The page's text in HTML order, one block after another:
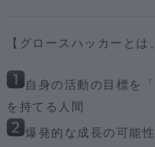
【グロースハッカーとは
自身の活動の目標を
を持てる人間
爆発的な成長の可能